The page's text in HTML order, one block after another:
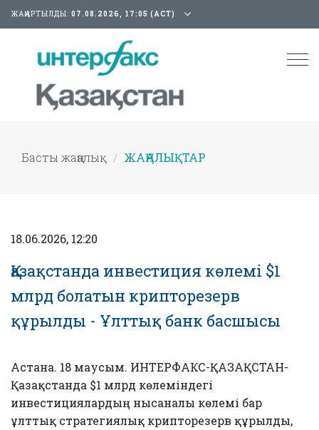
ЖАҢАРТЫЛДЫ: 07.08.2026, 17:05 (АСТ)
Басты жаңалық ЖАҢАЛЫҚТАР
18.06.2026, 12:20
Қазақстанда инвестиция көлемі $1
млрд болатын крипторезерв
құрылды - Ұлттық банк басшысы
Астана. 18 маусым. ИНТЕРФАКС-ҚАЗАҚСТАН-
Қазақстанда $1 млрд көлеміндегі
инвестициялардың нысаналы көлемі бар
ұлттық стратегиялық крипторезерв құрылды,